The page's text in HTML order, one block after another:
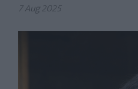
7 Aug 2025